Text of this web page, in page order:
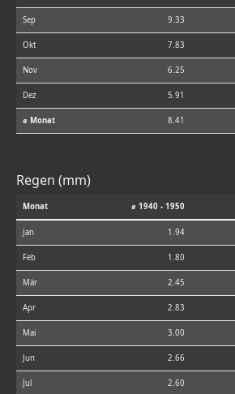
Sep 9.33
Okt 7.83
Nov 6.25
Dez 5.91
⌀ Monat 8.41
Regen (mm)
Monat ⌀ 1940 - 1950
Jan 1.94
Feb 1.80
Mär 2.45
Apr 2.83
Mai 3.00
Jun 2.66
Jul 2.60